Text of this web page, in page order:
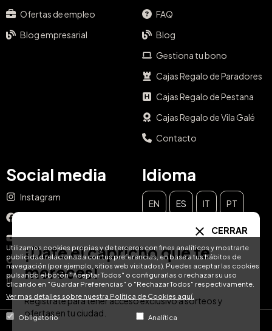
Utilizamos cookies propias y de terceros con fines analíticos y mostrarte
publicidad relacionada con tus preferencias, en base a tus hábitos de
navegación (por ejemplo, sitios web visitados). Puedes aceptar las cookies
pulsando el botón "Aceptar Todos" o configurarlas o rechazar su uso
clicando en "Guardar Preferencias" o "Rechazar Todos" respectivamente.
Ver mas detalles sobre nuestra Política de Cookies aquí.
Obligatorio Analítica
Ofertas de empleo
Blog empresarial
FAQ
Blog
Gestiona tu bono
Cajas Regalo de Paradores
Cajas Regalo de Pestana
Cajas Regalo de Vila Galé
Contacto
Social media
Instagram
YouTube
TikTok
LinkedIn
Idioma
EN ES IT PT
NLCERRAR
¡Date el capricho que te
mereces!
Regístrate para tener acceso exclusivo a sorteos y
ofertas en tu ciudad.